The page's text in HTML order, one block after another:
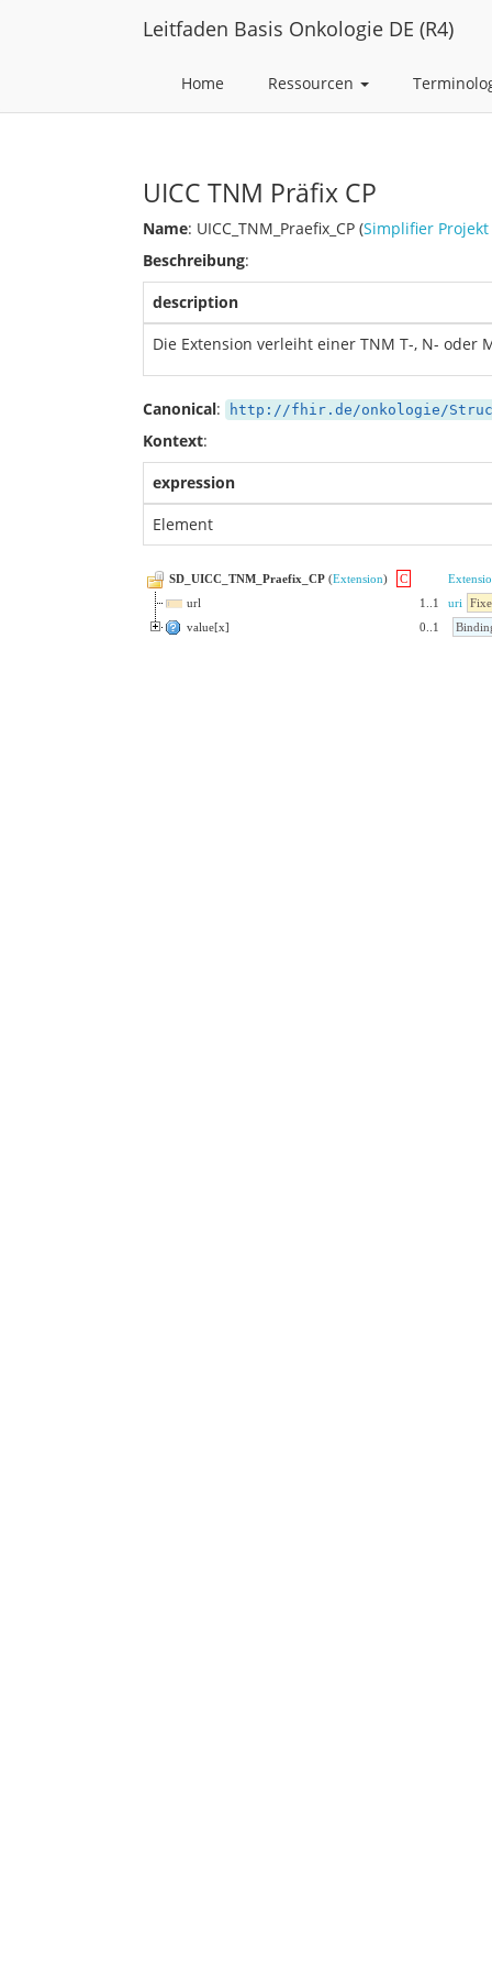
Leitfaden Basis Onkologie DE (R4)
Home Ressourcen
UICC TNM Präfix CP
Name: UICC_TNM_Praefix_CP (Simplifier Projekt
Beschreibung:
description
Die Extension verleiht einer TNM T-, N- oder
Canonical: http://fhir.de/onkologie/
Kontext:
expression
Element
SD_UICC_TNM_Praefix_CP (Extension) C
url
1 1 uri
value[x]
0 1